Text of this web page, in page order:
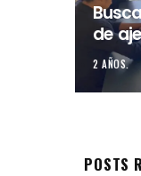
de
2 AÑOS.
POSTS